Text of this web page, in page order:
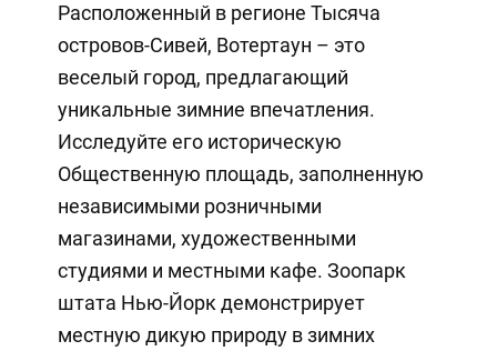
Расположенный в регионе Тысяча
островов-Сивей, Вотертаун – это
веселый город, предлагающий
уникальные зимние впечатления.
Исследуйте его историческую
Общественную площадь, заполненную
независимыми розничными
магазинами, художественными
студиями и местными кафе. Зоопарк
штата Нью-Йорк демонстрирует
местную дикую природу в зимних